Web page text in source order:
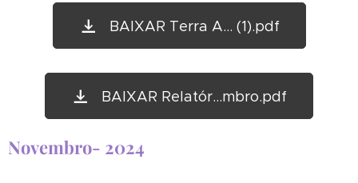
BAIXAR Terra A... (1).pdf
BAIXAR Relatór...mbro.pdf
Novembro- 2024